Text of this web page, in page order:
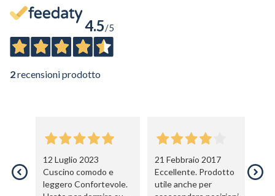
4.5/5
2recensioni prodotto
12 Luglio 2023
Cuscino comodo e
leggero Confortevole.
21 Febbraio 2017
Eccellente. Prodotto
utile anche per